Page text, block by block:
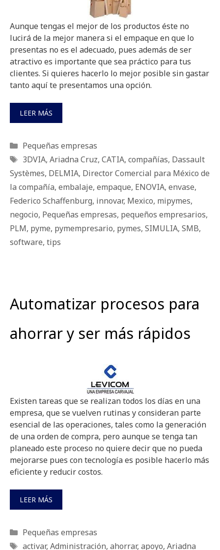
Aunque tengas el mejor de los productos éste no
lucirá de la mejor manera si el empaque en que lo
presentas no es el adecuado, pues además de ser
atractivo es importante que sea práctico para tus
clientes. Si quieres hacerlo lo mejor posible sin gastar
tanto aquí te presentamos una opción.
LEER MÁS
Categorías
Pequeñas empresas
Etiquetas
3DVIA, Ariadna Cruz, CATIA, compañías, Dassault
Systèmes, DELMIA, Director Comercial para México de
la compañía, embalaje, empaque, ENOVIA, envase,
Federico Schaffenburg, innovar, Mexico, mipymes,
negocio, Pequeñas empresas, pequeños empresarios,
PLM, pyme, pymempresario, pymes, SIMULIA, SMB,
software, tips
Automatizar procesos para
ahorrar y ser más rápidos
Existen tareas que se realizan todos los días en una
empresa, que se vuelven rutinas y consideran parte
esencial de las operaciones, tales como la generación
de una orden de compra, pero aunque se tenga tan
planeado este proceso no quiere decir que no pueda
mejorarse pues con tecnología es posible hacerlo más
eficiente y reducir costos.
LEER MÁS
Categorías
Pequeñas empresas
Etiquetas
activar, Administración, ahorrar, apoyo, Ariadna